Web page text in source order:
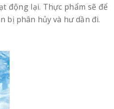
động lại. Thực phẩm sẽ để
bị phân hủy và hư dần đi.